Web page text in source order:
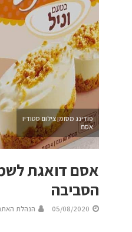
פודינג מסומן צילום סטודיו
אסם
אסם דואגת
הסביבה
05/08/2020 הנהלת